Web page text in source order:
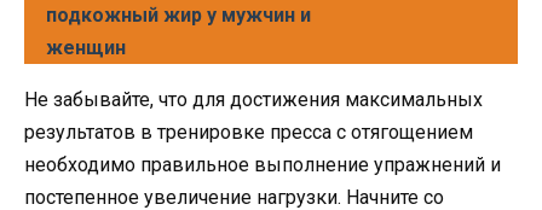
подкожный жир у мужчин и
женщин
Не забывайте, что для достижения максимальных
результатов в тренировке пресса с отягощением
необходимо правильное выполнение упражнений и
постепенное увеличение нагрузки. Начните со